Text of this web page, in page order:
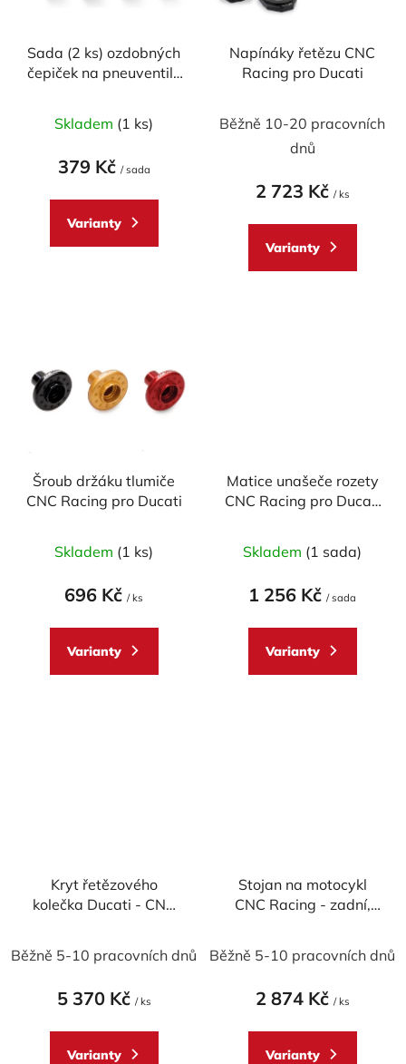
Sada (2 ks) ozdobných
čepiček na pneuventily
hodnocení
produktu
5,0
z
Skladem (1 ks)
379 Kč / sada
Varianty
Napínáky řetězu CNC
Racing pro Ducati
Běžně 10-20 pracovních
dnů
2 723 Kč / ks
Varianty
Šroub držáku tlumiče
CNC Racing pro Ducati
Skladem (1 ks)
696 Kč / ks
Varianty
Matice unašeče rozety
CNC Racing pro Ducati
Skladem (1 sada)
1 256 Kč / sada
Varianty
Kryt řetězového
kolečka Ducati - CNC
Běžně 5-10 pracovních dnů
5 370 Kč / ks
Varianty
Stojan na motocykl
CNC Racing - zadní,
Běžně 5-10 pracovních dnů
2 874 Kč / ks
Varianty